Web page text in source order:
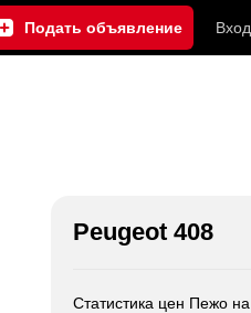
Подать объявление Вход
Peugeot 408
Статистика цен Пежо на